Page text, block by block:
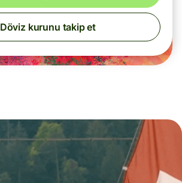
Döviz kurunu takip et